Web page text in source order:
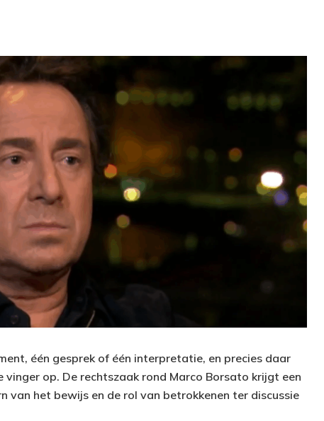
één gesprek of één interpretatie, en precies daar
op. De rechtszaak rond Marco Borsato krijgt een
van het bewijs en de rol van betrokkenen ter discussie